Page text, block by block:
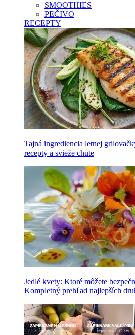
SMOOTHIES
PEČIVO
RECEPTY
Tajná ingrediencia letnej
recepty a svieže chute
Jedlé kvety: Ktoré môžete
Kompletný prehľad najlepších